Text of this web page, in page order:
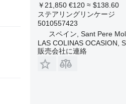
￥21,850 €120 ≈ $138.60
ステアリングリンケージ
5010557423
スペイン, Sant Pere
LAS COLINAS OCASION,
販売会社に連絡